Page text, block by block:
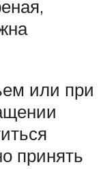
или при
принять